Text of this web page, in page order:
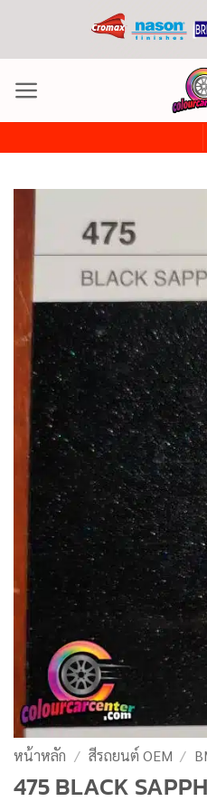
เนื้อหา
หน้าหลัก / สีรถยนต์ OEM /
475 BLACK